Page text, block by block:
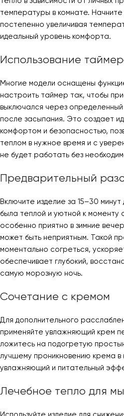
температуры в комнате. Начните
постепенно увеличивая
идеальный уровень комфорта.
Использование
Многие модели оснащены
настроить таймер так, чтобы
выключался через
после засыпания. Это создает
комфортом и безопасностью,
теплом в нужное время и с
не будет работать без
Предварительный
Включите изделие за 15–30
была теплой и уютной к моменту
особенно приятно в зимние
может быть неприятным. Такой
моментально согреться,
обеспечивает глубокий,
самую морозную ночь.
Сочетание с кремом
Для дополнительного
применяйте увлажняющий крем
ложитесь на подогретую
лучшему проникновению крема в
увлажняющий и питательный
Лечебное тепло для